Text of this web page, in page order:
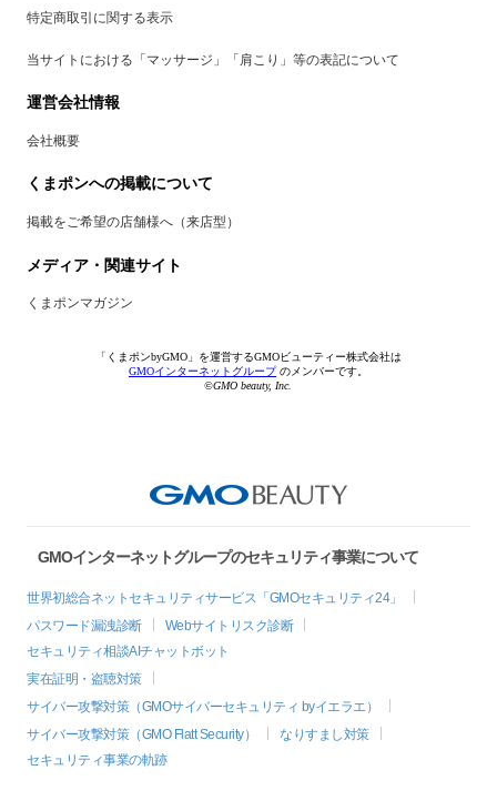
特定商取引に関する表示
当サイトにおける「マッサージ」「肩こり」等の表記について
運営会社情報
会社概要
くまポンへの掲載について
掲載をご希望の店舗様へ（来店型）
メディア・関連サイト
くまポンマガジン
「くまポンbyGMO」を運営するGMOビューティー株式会社は
GMOインターネットグループのメンバーです。
©GMO beauty, Inc.
GMOインターネットグループのセキュリティ事業について
世界初総合ネットセキュリティサービス「GMOセキュリティ24」
パスワード漏洩診断
Webサイトリスク診断
セキュリティ相談AIチャットボット
実在証明・盗聴対策
サイバー攻撃対策（GMOサイバーセキュリティ byイエラエ）
サイバー攻撃対策（GMO Flatt Security）
なりすまし対策
セキュリティ事業の軌跡